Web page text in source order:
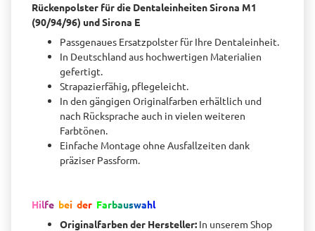
Rückenpolster für die Dentaleinheiten Sirona M1
(90/94/96) und Sirona E
Passgenaues Ersatzpolster für Ihre Dentaleinheit.
In Deutschland aus hochwertigen Materialien
gefertigt.
Strapazierfähig, pflegeleicht.
In den gängigen Originalfarben erhältlich und
nach Rücksprache auch in vielen weiteren
Farbtönen.
Einfache Montage ohne Ausfallzeiten dank
präziser Passform.
Hilfe bei der Farbauswahl
Originalfarben der Hersteller: In unserem Shop